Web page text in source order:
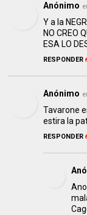
Anónimo
Y a la
NO CREO
ESA LO
RESPONDER
Anónimo
Tavarone
estira la
RESPONDER